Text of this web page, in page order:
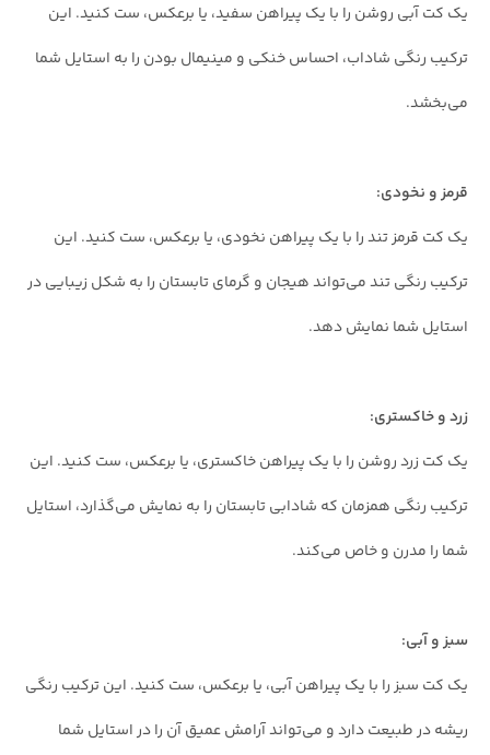
یک کت آبی روشن را با یک پیراهن سفید، یا برعکس، ست کنید. این
ترکیب رنگی شاداب، احساس خنکی و مینیمال بودن را به استایل شما
می‌بخشد.
قرمز و نخودی:
یک کت قرمز تند را با یک پیراهن نخودی، یا برعکس، ست کنید. این
ترکیب رنگی تند می‌تواند هیجان و گرمای تابستان را به شکل زیبایی در
استایل شما نمایش دهد.
زرد و خاکستری:
یک کت زرد روشن را با یک پیراهن خاکستری، یا برعکس، ست کنید. این
ترکیب رنگی همزمان که شادابی تابستان را به نمایش می‌گذارد، استایل
شما را مدرن و خاص می‌کند.
سبز و آبی:
یک کت سبز را با یک پیراهن آبی، یا برعکس، ست کنید. این ترکیب رنگی
ریشه در طبیعت دارد و می‌تواند آرامش عمیق آن را در استایل شما